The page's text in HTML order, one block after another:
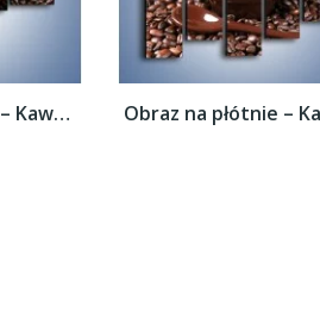
Obraz na płótnie – Kawa w ciemnej...